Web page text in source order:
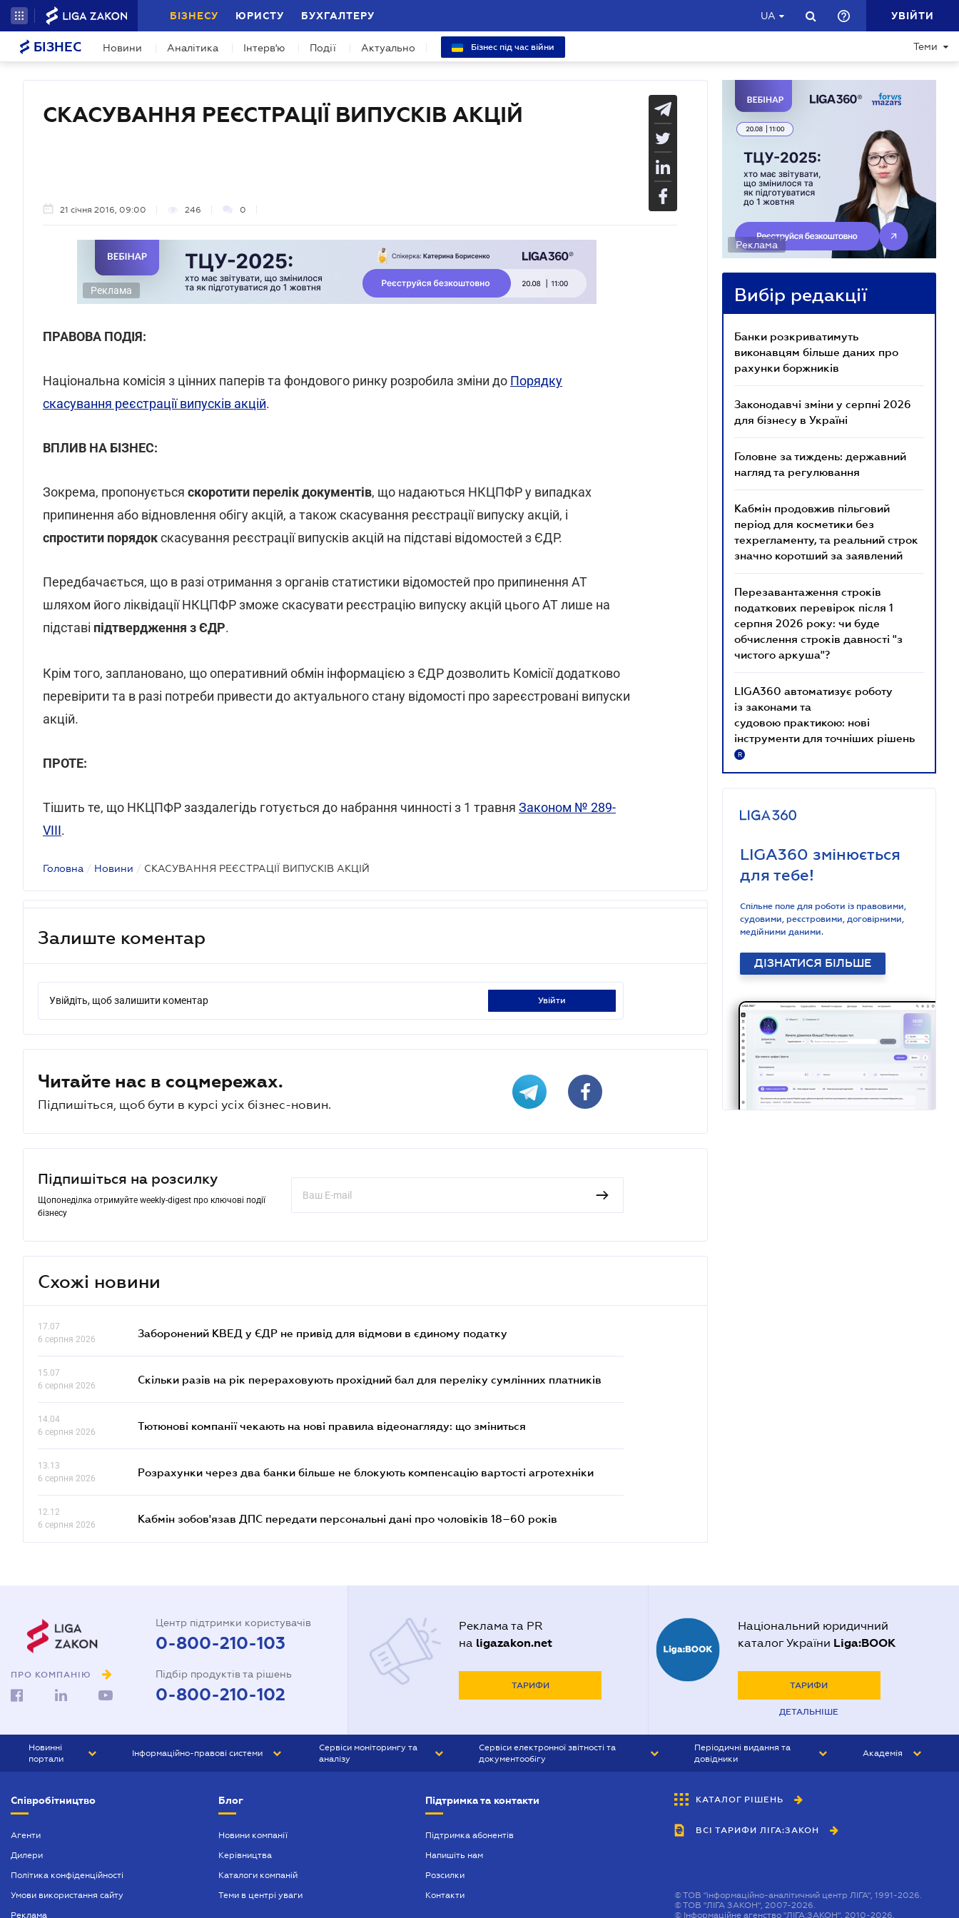
БІЗНЕСУ ЮРИСТУ БУХГАЛТЕРУ UA УВІЙТИ
БІЗНЕС Новини Аналітика Інтерв'ю Події Актуально Бізнес під час війни Теми
СКАСУВАННЯ РЕЄСТРАЦІЇ ВИПУСКІВ АКЦІЙ
21 січня 2016, 09:00 246 0
Реклама
ПРАВОВА ПОДІЯ:
Національна комісія з цінних паперів та фондового ринку розробила зміни до Порядку
скасування реєстрації випусків акцій.
ВПЛИВ НА БІЗНЕС:
Зокрема, пропонується скоротити перелік документів, що надаються НКЦПФР у випадках
припинення або відновлення обігу акцій, а також скасування реєстрації випуску акцій, і
спростити порядокскасування реєстрації випусків акцій на підставі відомостей з ЄДР.
Передбачається, що в разі отримання з органів статистики відомостей про припинення АТ
шляхом його ліквідації НКЦПФР зможе скасувати реєстрацію випуску акцій цього АТ лише на
підставі підтвердження з ЄДР.
Крім того, заплановано, що оперативний обмін інформацією з ЄДР дозволить Комісії додатково
перевірити та в разі потреби привести до актуального стану відомості про зареєстровані випуски
акцій.
ПРОТЕ:
Тішить те, що НКЦПФР заздалегідь готується до набрання чинності з 1 травня Законом № 289-
VIII.
Головна / Новини / СКАСУВАННЯ РЕЄСТРАЦІЇ ВИПУСКІВ АКЦІЙ
Залиште коментар
Увійдіть, щоб залишити коментар увійти
Читайте нас в соцмережах.
Підпишіться, щоб бути в курсі усіх бізнес-новин.
Підпишіться на розсилку
Щопонеділка отримуйте weekly-digest про ключові події
бізнесу
Схожі новини
17.07
6 серпня 2026
Заборонений КВЕД у ЄДР не привід для відмови в єдиному податку
15.07
6 серпня 2026
Скільки разів на рік перераховують прохідний бал для переліку сумлінних платників
14.04
6 серпня 2026
Тютюнові компанії чекають на нові правила відеонагляду: що зміниться
13.13
6 серпня 2026
Розрахунки через два банки більше не блокують компенсацію вартості агротехніки
12.12
6 серпня 2026
Кабмін зобов'язав ДПС передати персональні дані про чоловіків 18–60 років
Реклама
Вибір редакції
Банки розкриватимуть
виконавцям більше даних про
рахунки боржників
Законодавчі зміни у серпні 2026
для бізнесу в Україні
Головне за тиждень: державний
нагляд та регулювання
Кабмін продовжив пільговий
період для косметики без
техрегламенту, та реальний строк
значно коротший за заявлений
Перезавантаження строків
податкових перевірок після 1
серпня 2026 року: чи буде
обчислення строків давності "з
чистого аркуша"?
LIGA360 автоматизує роботу
із законами та
судовою практикою: нові
інструменти для точніших рішень
R
LIGA360 змінюється
для тебе!
Спільне поле для роботи із правовими,
судовими, реєстровими, договірними,
медійними даними.
ДІЗНАТИСЯ БІЛЬШЕ
ПРО КОМПАНІЮ
Центр підтримки користувачів
0-800-210-103
Підбір продуктів та рішень
0-800-210-102
Реклама та PR
на ligazakon.net
ТАРИФИ
Національний юридичний
каталог України Liga:BOOK
ТАРИФИ
ДЕТАЛЬНІШЕ
Новинні
портали
БІЗНЕС
Інформаційно-правові системи
БУХГАЛТЕР ПРОФ
Сервіси моніторингу та
аналізу
Сервіси електронної звітності та
документообігу
Періодичні видання та
довідники
БУХГАЛТЕР&ЗАКОН
ВІСНИК МСФЗ
Академія
Співробітництво
Агенти
Дилери
Політика конфіденційності
Умови використання сайту
Реклама
Блог
Новини компанії
Керівництва
Каталоги компаній
Теми в центрі уваги
Підтримка та контакти
Підтримка абонентів
Напишіть нам
Розсилки
Контакти
КАТАЛОГ РІШЕНЬ
ВСІ ТАРИФИ ЛІГА:ЗАКОН
©ТОВ "інформаційно-аналітичний центр ЛІГА", 1991-2026.
©ТОВ "ЛІГА ЗАКОН", 2007-2026.
© Інформаційне агенство "ЛІГА:ЗАКОН", 2010-2026.